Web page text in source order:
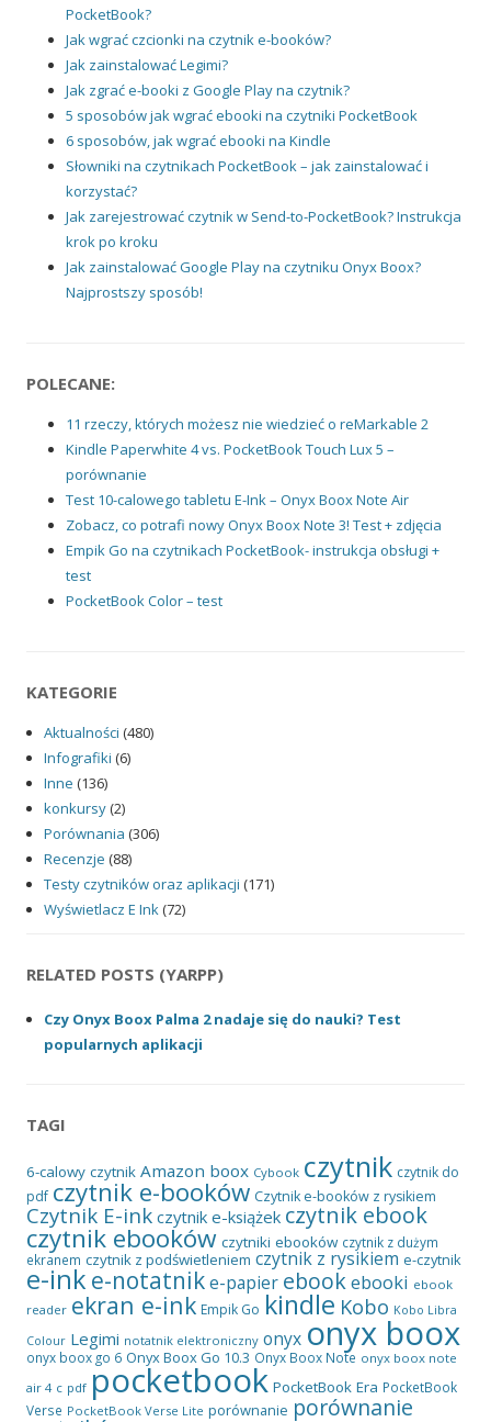
PocketBook?
Jak wgrać czcionki na czytnik e-booków?
Jak zainstalować Legimi?
Jak zgrać e-booki z Google Play na czytnik?
5 sposobów jak wgrać ebooki na czytniki PocketBook
6 sposobów, jak wgrać ebooki na Kindle
Słowniki na czytnikach PocketBook – jak zainstalować i
korzystać?
Jak zarejestrować czytnik w Send-to-PocketBook? Instrukcja
krok po kroku
Jak zainstalować Google Play na czytniku Onyx Boox?
Najprostszy sposób!
POLECANE:
11 rzeczy, których możesz nie wiedzieć o reMarkable 2
Kindle Paperwhite 4 vs. PocketBook Touch Lux 5 –
porównanie
Test 10-calowego tabletu E-Ink – Onyx Boox Note Air
Zobacz, co potrafi nowy Onyx Boox Note 3! Test + zdjęcia
Empik Go na czytnikach PocketBook- instrukcja obsługi +
test
PocketBook Color – test
KATEGORIE
Aktualności (480)
Infografiki (6)
Inne (136)
konkursy(2)
Porównania (306)
Recenzje (88)
Testy czytników oraz aplikacji (171)
Wyświetlacz E Ink (72)
RELATED POSTS (YARPP)
Czy Onyx Boox Palma 2 nadaje się do nauki? Test
popularnych aplikacji
TAGI
6-calowy czytnik Amazon boox Cybook czytnik czytnik do
pdf czytnik e-booków Czytnik e-booków z rysikiem
Czytnik E-ink czytnik e-książek czytnik ebook
czytnik ebooków czytniki ebooków czytnik z dużym
ekranem czytnik z podświetleniem czytnik z rysikiem e-czytnik
e-ink e-notatnike-papier ebookebooki ebook
reader ekran e-ink Empik Go kindle Kobo Kobo Libra
Colour Legimi notatnik elektroniczny onyx onyx boox
onyx boox go 6 Onyx Boox Go 10.3 Onyx Boox Note onyx boox note
air 4 c pdf pocketbook PocketBook Era PocketBook
Verse PocketBook Verse Lite porównanie porównanie